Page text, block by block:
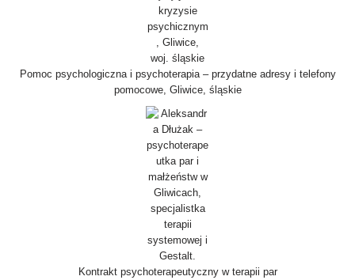
Pomoc psychologiczna i psychoterapia – przydatne adresy i telefony
pomocowe, Gliwice, śląskie
Kontrakt psychoterapeutyczny w terapii par